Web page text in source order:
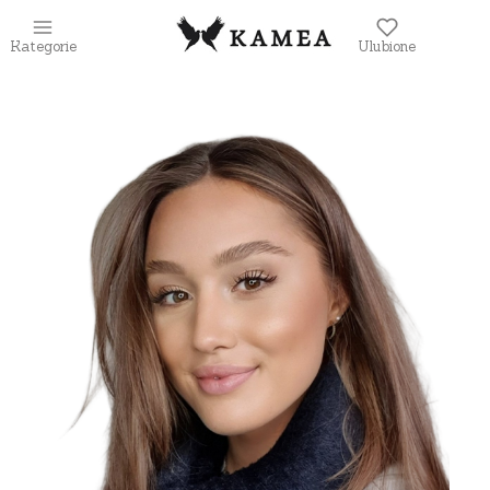
Kategorie Ulubione